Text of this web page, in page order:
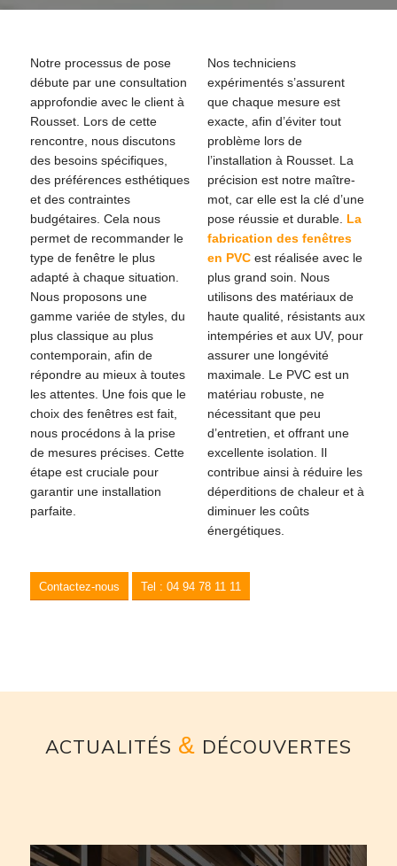
Notre processus de pose
débute par une consultation
approfondie avec le client à
Rousset. Lors de cette
rencontre, nous discutons
des besoins spécifiques,
des préférences esthétiques
et des contraintes
budgétaires. Cela nous
permet de recommander le
type de fenêtre le plus
adapté à chaque situation.
Nous proposons une
gamme variée de styles, du
plus classique au plus
contemporain, afin de
répondre au mieux à toutes
les attentes. Une fois que le
choix des fenêtres est fait,
nous procédons à la prise
de mesures précises. Cette
étape est cruciale pour
garantir une installation
parfaite.
Nos techniciens
expérimentés s’assurent
que chaque mesure est
exacte, afin d’éviter tout
problème lors de
l’installation à Rousset. La
précision est notre maître-
mot, car elle est la clé d’une
pose réussie et durable. La
fabrication des fenêtres
en PVCest réalisée avec le
plus grand soin. Nous
utilisons des matériaux de
haute qualité, résistants aux
intempéries et aux UV, pour
assurer une longévité
maximale. Le PVC est un
matériau robuste, ne
nécessitant que peu
d’entretien, et offrant une
excellente isolation. Il
contribue ainsi à réduire les
déperditions de chaleur et à
diminuer les coûts
énergétiques.
Contactez-nous Tel : 04 94 78 11 11
ACTUALITÉS & DÉCOUVERTES